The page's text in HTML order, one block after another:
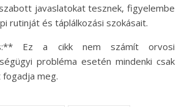
javaslatokat tesznek, figyelembe
rutinját és táplálkozási szokásait.
Ez a cikk nem számít orvosi
probléma esetén mindenki csak
meg.